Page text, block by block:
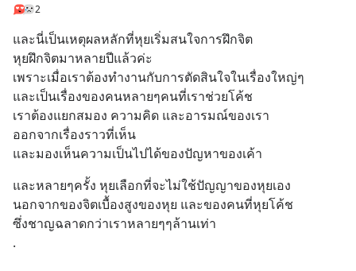
2
และนี่เป็นเหตุผลหลักที่หุยเริ่มสนใจการฝึกจิต
หุยฝึกจิตมาหลายปีแล้วค่ะ
เพราะเมื่อเราต้องทำงานกับการตัดสินใจในเรื่องใหญ่ๆ
และเป็นเรื่องของคนหลายๆคนที่เราช่วยโค้ช
เราต้องแยกสมอง ความคิด และอารมณ์ของเรา
ออกจากเรื่องราวที่เห็น
และมองเห็นความเป็นไปได้ของปัญหาของเค้า
และหลายๆครั้ง หุยเลือกที่จะไม่ใช้ปัญญาของหุยเอง
นอกจากของจิตเบื้องสูงของหุย และของคนที่หุยโค้ช
ซึ่งชาญฉลาดกว่าเราหลายๆๆล้านเท่า
.